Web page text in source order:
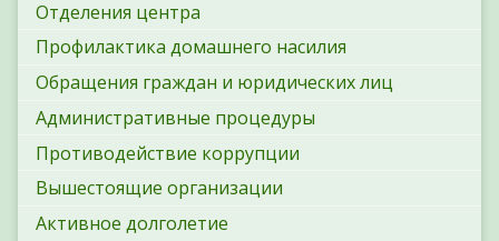
Отделения центра
Профилактика домашнего насилия
Обращения граждан и юридических лиц
Административные процедуры
Противодействие коррупции
Вышестоящие организации
Активное долголетие